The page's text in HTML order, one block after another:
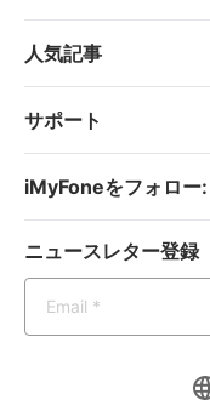
人気記事
サポート
iMyFoneをフォロー:
ニュースレター登録